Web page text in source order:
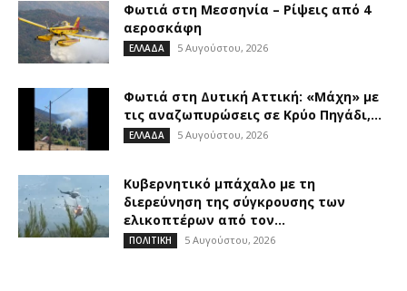
Φωτιά στη Μεσσηνία – Ρίψεις από 4
αεροσκάφη
ΕΛΛΑΔΑ 5 Αυγούστου, 2026
Φωτιά στη Δυτική Αττική: «Μάχη» με
τις αναζωπυρώσεις σε Κρύο Πηγάδι,...
ΕΛΛΑΔΑ 5 Αυγούστου, 2026
Κυβερνητικό μπάχαλο με τη
διερεύνηση της σύγκρουσης των
ελικοπτέρων από τον...
ΠΟΛΙΤΙΚΗ 5 Αυγούστου, 2026